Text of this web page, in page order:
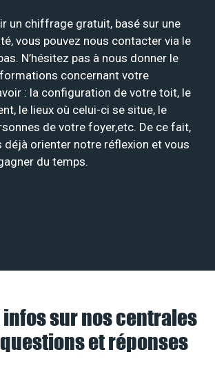
un chiffrage gratuit, basé sur une
vous pouvez nous contacter via le
N’hésitez pas à nous donner le
concernant votre
: la configuration de votre toit, le
le lieux où celui-ci se situe, le
de votre foyer,etc. De ce fait,
déjà orienter notre réflexion et vous
du temps.
infos sur nos centrales
et réponses